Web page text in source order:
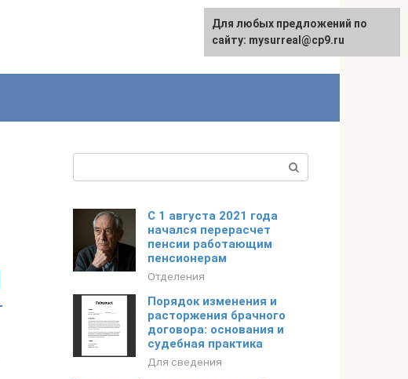
С 1 августа 2021 года
начался перерасчет
пенсии работающим
пенсионерам
Отделения
Порядок изменения и
расторжения брачного
договора: основания и
судебная практика
Для сведения
Для любых предложений по
сайту: mysurreal@cp9.ru